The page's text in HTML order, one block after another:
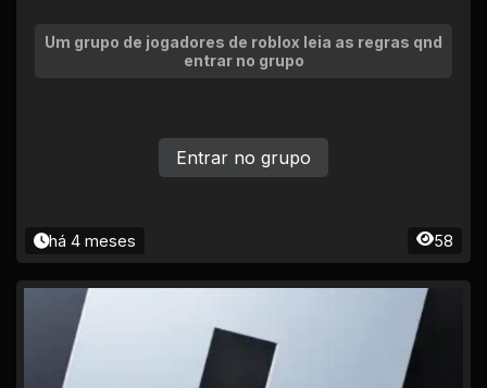
Um grupo de jogadores de roblox leia as regras qnd
entrar no grupo
há 4 meses 58
Entrar no grupo